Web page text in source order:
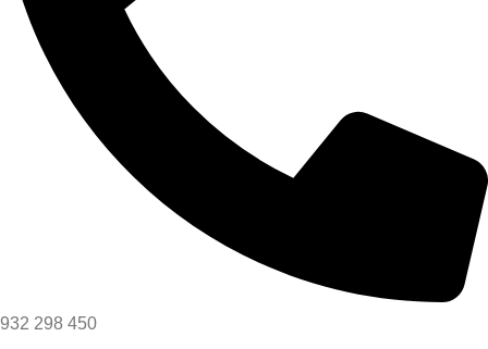
932 298 450